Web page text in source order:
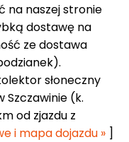
na naszej stronie
dostawę na
ze dostawa
słoneczny
Szczawinie (k.
od zjazdu z
i mapa dojazdu » ]